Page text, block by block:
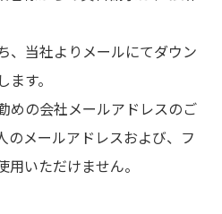
、当社よりメールにてダウン
す。
めの会社メールアドレスのご
のメールアドレスおよび、フ
用いただけません。